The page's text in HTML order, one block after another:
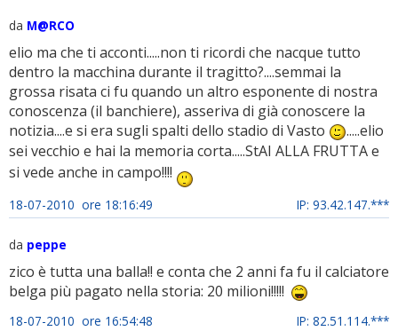
da M@RCO
elio ma che ti acconti.....non ti ricordi che nacque tutto
dentro la macchina durante il tragitto?....semmai la
grossa risata ci fu quando un altro esponente di nostra
conoscenza (il banchiere), asseriva di già conoscere la
notizia....e si era sugli spalti dello stadio di Vasto
.....elio
sei vecchio e hai la memoria corta.....StAI ALLA FRUTTA e
si vede anche in campo!!!!
18-07-2010 ore 18:16:49 IP: 93.42.147.***
da peppe
zico è tutta una balla!! e conta che 2 anni fa fu il calciatore
belga più pagato nella storia: 20 milioni!!!!!
18-07-2010 ore 16:54:48 IP: 82.51.114.***